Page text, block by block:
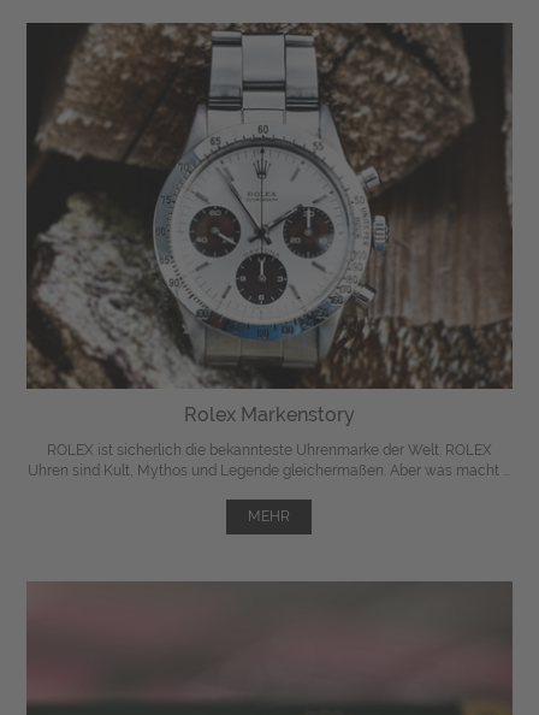
Rolex Markenstory
ROLEX ist sicherlich die bekannteste Uhrenmarke der Welt. ROLEX
Uhren sind Kult, Mythos und Legende gleichermaßen. Aber was macht ...
MEHR